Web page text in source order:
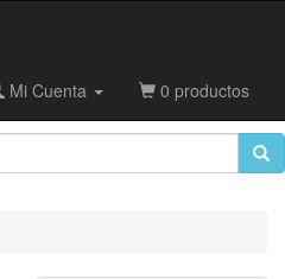
Mi Cuenta 0 productos